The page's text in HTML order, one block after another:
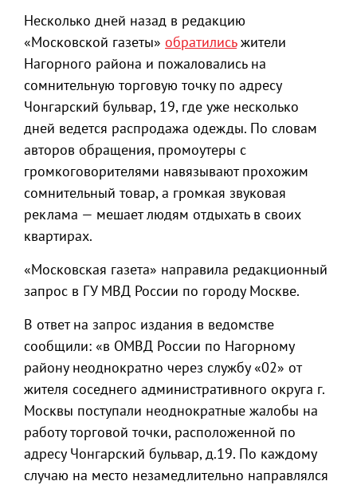
Несколько дней назад в редакцию
«Московской газеты» обратилисьжители
Нагорного района и пожаловались на
сомнительную торговую точку по адресу
Чонгарский бульвар, 19, где уже несколько
дней ведется распродажа одежды. По словам
авторов обращения, промоутеры с
громкоговорителями навязывают прохожим
сомнительный товар, а громкая звуковая
реклама — мешает людям отдыхать в своих
квартирах.
«Московская газета» направила редакционный
запрос в ГУ МВД России по городу Москве.
В ответ на запрос издания в ведомстве
сообщили: «в ОМВД России по Нагорному
району неоднократно через службу «02» от
жителя соседнего административного округа г.
Москвы поступали неоднократные жалобы на
работу торговой точки, расположенной по
адресу Чонгарский бульвар, д.19. По каждому
случаю на место незамедлительно направлялся